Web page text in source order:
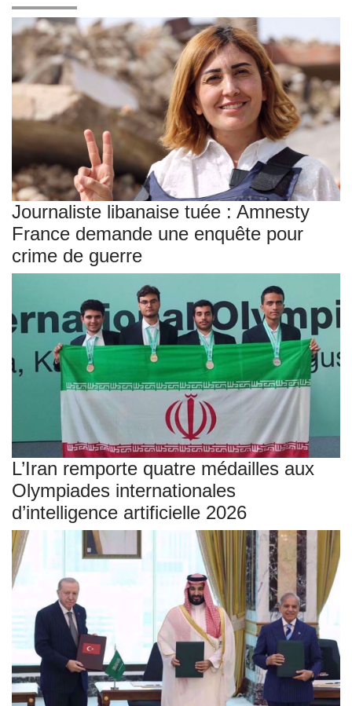
Journaliste libanaise tuée : Amnesty
France demande une enquête pour
crime de guerre
L’Iran remporte quatre médailles aux
Olympiades internationales
d’intelligence artificielle 2026